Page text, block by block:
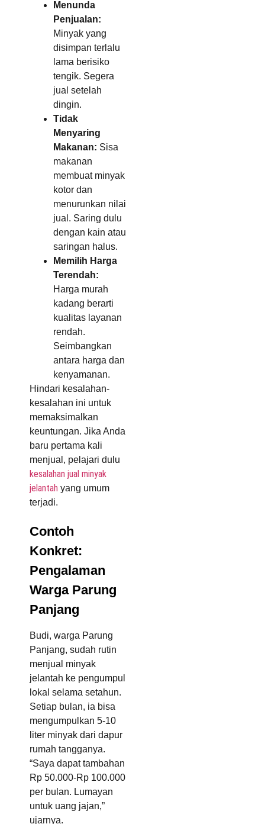
Menunda
Penjualan:
Minyak yang
disimpan terlalu
lama berisiko
tengik. Segera
jual setelah
dingin.
Tidak
Menyaring
Makanan: Sisa
makanan
membuat minyak
kotor dan
menurunkan nilai
jual. Saring dulu
dengan kain atau
saringan halus.
Memilih Harga
Terendah:
Harga murah
kadang berarti
kualitas layanan
rendah.
Seimbangkan
antara harga dan
kenyamanan.
Hindari kesalahan-
kesalahan ini untuk
memaksimalkan
keuntungan. Jika Anda
baru pertama kali
menjual, pelajari dulu
kesalahan jual minyak
jelantah yang umum
terjadi.
Contoh
Konkret:
Pengalaman
Warga Parung
Panjang
Budi, warga Parung
Panjang, sudah rutin
menjual minyak
jelantah ke pengumpul
lokal selama setahun.
Setiap bulan, ia bisa
mengumpulkan 5-10
liter minyak dari dapur
rumah tangganya.
“Saya dapat tambahan
Rp 50.000-Rp 100.000
per bulan. Lumayan
untuk uang jajan,”
ujarnya.